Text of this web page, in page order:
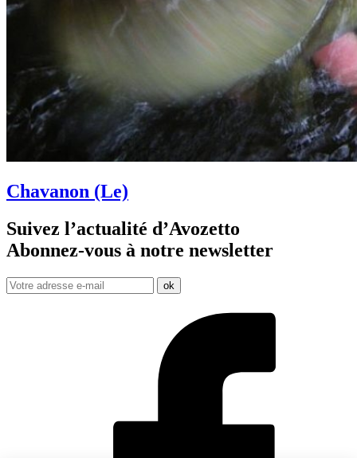
Chavanon (Le)
Suivez l’actualité d’Avozetto
Abonnez-vous à notre newsletter